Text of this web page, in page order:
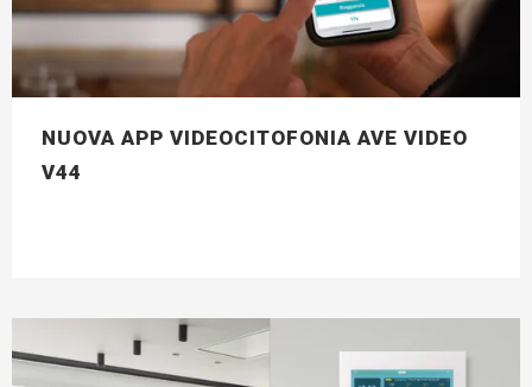
NUOVA APP VIDEOCITOFONIA AVE VIDEO
V44